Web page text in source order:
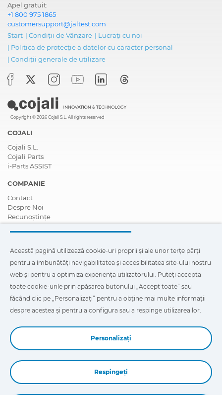
Apel gratuit:
+1 800 975 1865
customersupport@jaltest.com
Start | Condiții de Vânzare | Lucrați cu noi
| Politica de protecție a datelor cu caracter personal
| Condiții generale de utilizare
Copyright © 2026 Cojali S.L. All rights reserved
COJALI
Cojali S.L.
Cojali Parts
i-Parts ASSIST
COMPANIE
Contact
Despre Noi
Recunoștințe
Certificări
Știri
Videoclipuri
FAQ - Întrebări Frecvente
Această pagină utilizează cookie-uri proprii și ale unor terțe
părți pentru a îmbunătăți navigabilitatea și accesibilitatea site-
ului nostru web și pentru a optimiza experiența utilizatorului.
acestea și pentru a configura sau a respinge utilizarea lor.
Această pagină utilizează cookie-uri proprii și ale unor terțe părți
pentru a îmbunătăți navigabilitatea și accesibilitatea site-ului nostru
web și pentru a optimiza experiența utilizatorului. Puteți accepta
toate cookie-urile prin apăsarea butonului „Accept toate” sau
făcând clic pe „Personalizați” pentru a obține mai multe informații
despre acestea și pentru a configura sau a respinge utilizarea lor.
Personalizați
Respingeți